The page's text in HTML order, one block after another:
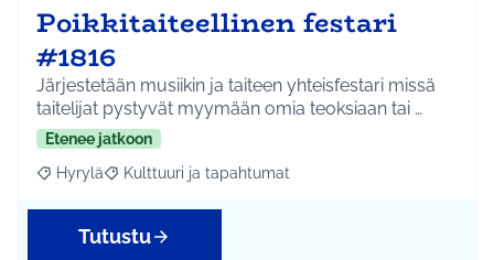
Poikkitaiteellinen festari
#1816
Järjestetään musiikin ja taiteen yhteisfestari missä
taitelijat pystyvät myymään omia teoksiaan tai …
Etenee jatkoon
Rajaa tulokset aihepiirin mukaan: Hyrylä
Hyrylä Rajaa tulokset teeman mukaan: Kulttuuri ja
Kulttuuri ja tapahtumat
Tutustu